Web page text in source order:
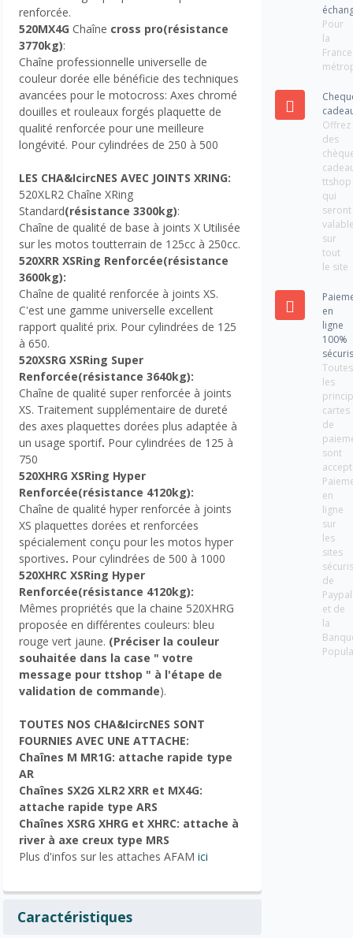
renforcée.
520MX4GChaîne cross pro(résistance
3770kg):
Chaîne professionnelle universelle de
couleur dorée elle bénéficie des techniques
avancées pour le motocross: Axes chromé
douilles et rouleaux forgés plaquette de
qualité renforcée pour une meilleure
longévité. Pour cylindrées de 250 à 500
LES CHA&IcircNES AVEC JOINTS XRING:
520XLR2 Chaîne XRing
Standard(résistance 3300kg):
Chaîne de qualité de base à joints X Utilisée
sur les motos toutterrain de 125cc à 250cc.
520XRR XSRing Renforcée(résistance
3600kg):
Chaîne de qualité renforcée à joints XS.
C'est une gamme universelle excellent
rapport qualité prix. Pour cylindrées de 125
à 650.
520XSRG XSRing Super
Renforcée(résistance 3640kg):
Chaîne de qualité super renforcée à joints
XS. Traitement supplémentaire de dureté
des axes plaquettes dorées plus adaptée à
un usage sportif. Pour cylindrées de 125 à
750
520XHRG XSRing Hyper
Renforcée(résistance 4120kg):
Chaîne de qualité hyper renforcée à joints
XS plaquettes dorées et renforcées
spécialement conçu pour les motos hyper
sportives. Pour cylindrées de 500 à 1000
520XHRC XSRing Hyper
Renforcée(résistance 4120kg):
Mêmes propriétés que la chaine 520XHRG
proposée en différentes couleurs: bleu
rouge vert jaune. (Préciser la couleur
souhaitée dans la case " votre
message pour ttshop " à l'étape de
validation de commande).
TOUTES NOS CHA&IcircNES SONT
FOURNIES AVEC UNE ATTACHE:
Chaînes M MR1G: attache rapide type
AR
Chaînes SX2G XLR2 XRR et MX4G:
attache rapide type ARS
ChaînesXSRG XHRG et XHRC: attache à
river à axe creux type MRS
Plus d'infos sur les attaches AFAMici
Caractéristiques
Pour
la
France
Offrez
des
ttshop
qui
seront
sur
tout
le site
en
ligne
100%
Toutes
les
cartes
de
sont
en
ligne
sur
les
sites
de
Paypal
et de
la